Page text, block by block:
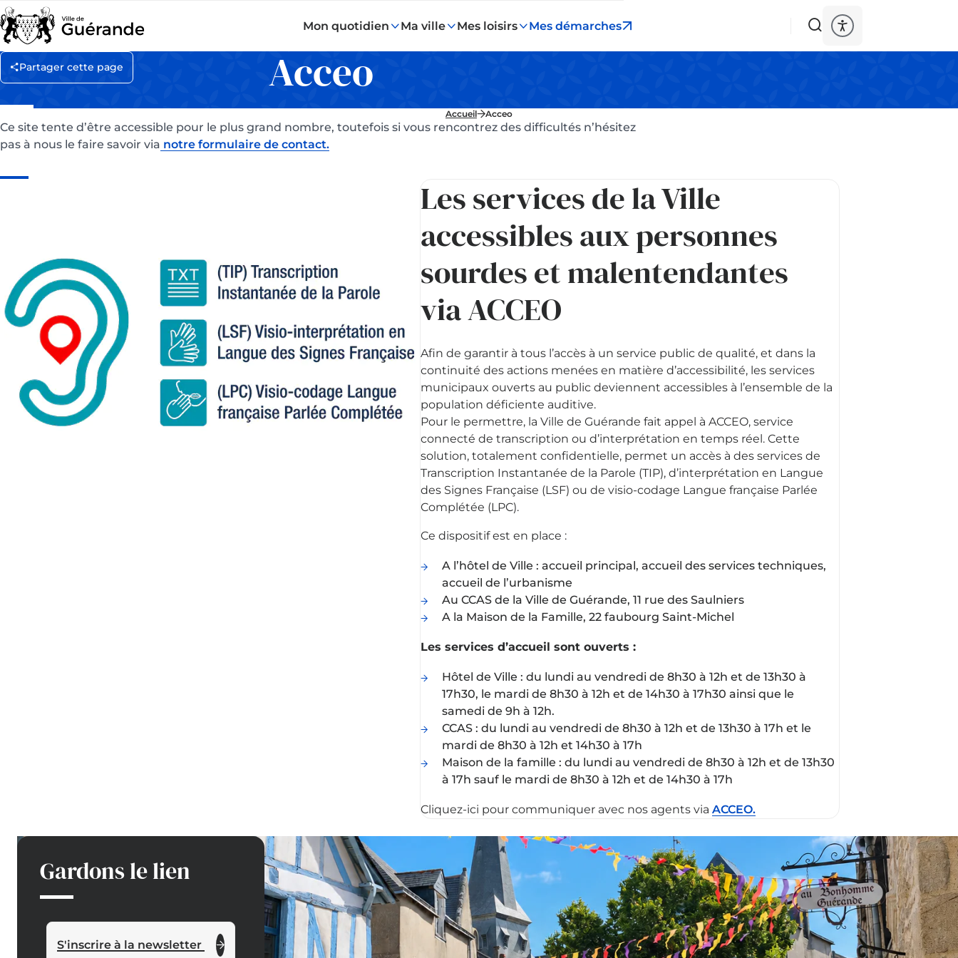
Mon quotidien Ma ville Mes loisirs Mes démarches
Acceo
Partager cette page
Accueil Acceo
Ce site tente d’être accessible pour le plus grand nombre, toutefois si vous rencontrez des difficultés n’hésitez
pas à nous le faire savoir via notre formulaire de contact.
Les services de la Ville
accessibles aux personnes
sourdes et malentendantes
via ACCEO
Afin de garantir à tous l’accès à un service public de qualité, et dans la
continuité des actions menées en matière d’accessibilité, les services
municipaux ouverts au public deviennent accessibles à l’ensemble de la
population déficiente auditive.
Pour le permettre, la Ville de Guérande fait appel à ACCEO, service
connecté de transcription ou d’interprétation en temps réel. Cette
solution, totalement confidentielle, permet un accès à des services de
Transcription Instantanée de la Parole (TIP), d’interprétation en Langue
des Signes Française (LSF) ou de visio-codage Langue française Parlée
Complétée (LPC).
Ce dispositif est en place :
A l’hôtel de Ville : accueil principal, accueil des services techniques,
accueil de l’urbanisme
Au CCAS de la Ville de Guérande, 11 rue des Saulniers
A la Maison de la Famille, 22 faubourg Saint-Michel
Les services d’accueil sont ouverts :
Hôtel de Ville : du lundi au vendredi de 8h30 à 12h et de 13h30 à
17h30, le mardi de 8h30 à 12h et de 14h30 à 17h30 ainsi que le
samedi de 9h à 12h.
CCAS : du lundi au vendredi de 8h30 à 12h et de 13h30 à 17h et le
mardi de 8h30 à 12h et 14h30 à 17h
Maison de la famille : du lundi au vendredi de 8h30 à 12h et de 13h30
à 17h sauf le mardi de 8h30 à 12h et de 14h30 à 17h
Cliquez-ici pour communiquer avec nos agents via ACCEO.
Gardons le lien
S'inscrire à la newsletter